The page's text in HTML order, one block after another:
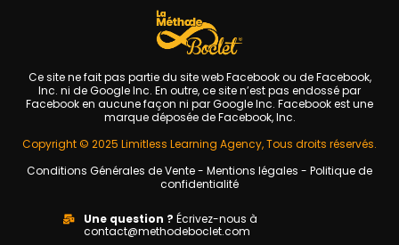
Ce site ne fait pas partie du site web Facebook ou de Facebook,
Inc. ni de Google Inc. En outre, ce site n’est pas endossé par
Facebook en aucune façon ni par Google Inc. Facebook est une
marque déposée de Facebook, Inc.
Copyright © 2025 Limitless Learning Agency, Tous droits réservés.
Conditions Générales de Vente- Mentions légales - Politique de
confidentialité
Une question ? Écrivez-nous à
contact@methodeboclet.com